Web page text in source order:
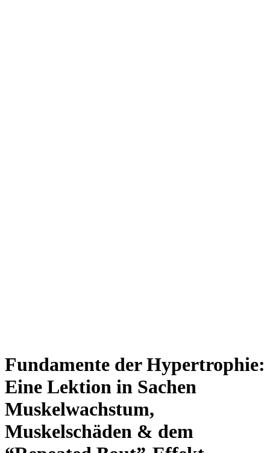
Fundamente der Hypertrophie:
Eine Lektion in Sachen
Muskelwachstum,
Muskelschäden & dem